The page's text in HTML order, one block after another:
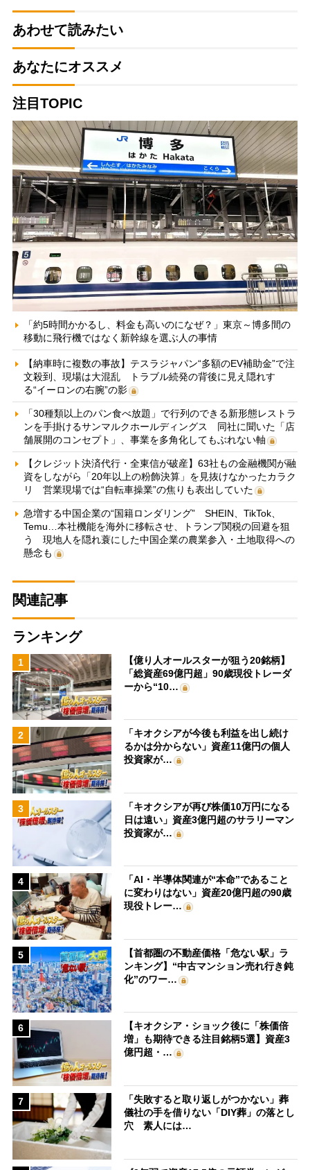
あわせて読みたい
あなたにオススメ
注目TOPIC
「約5時間かかるし、料金も高いのになぜ？」東京～博多間の
移動に飛行機ではなく新幹線を選ぶ人の事情
【納車時に複数の事故】テスラジャパン“多額のEV補助金”で注
文殺到、現場は大混乱 トラブル続発の背後に見え隠れす
る“イーロンの右腕”の影
「30種類以上のパン食べ放題」で行列のできる新形態レストラ
ンを手掛けるサンマルクホールディングス 同社に聞いた「店
舗展開のコンセプト」、事業を多角化してもぶれない軸
【クレジット決済代行・全東信が破産】63社もの金融機関が融
資をしながら「20年以上の粉飾決算」を見抜けなかったカラク
リ 営業現場では“自転車操業”の焦りも表出していた
急増する中国企業の“国籍ロンダリング” SHEIN、TikTok、
Temu…本社機能を海外に移転させ、トランプ関税の回避を狙
う 現地人を隠れ蓑にした中国企業の農業参入・土地取得への
懸念も
関連記事
ランキング
1
【億り人オールスターが狙う20銘柄】
「総資産69億円超」90歳現役トレーダ
ーから“10…
2
「キオクシアが今後も利益を出し続け
るかは分からない」資産11億円の個人
投資家が…
3
「キオクシアが再び株価10万円になる
日は遠い」資産3億円超のサラリーマン
投資家が…
4
「AI・半導体関連が“本命”であること
に変わりはない」資産20億円超の90歳
現役トレー…
5
【首都圏の不動産価格「危ない駅」ラ
ンキング】“中古マンション売れ行き鈍
化”のワー…
6
【キオクシア・ショック後に「株価倍
増」も期待できる注目銘柄5選】資産3
億円超・…
7
「失敗すると取り返しがつかない」葬
儀社の手を借りない「DIY葬」の落とし
穴 素人には…